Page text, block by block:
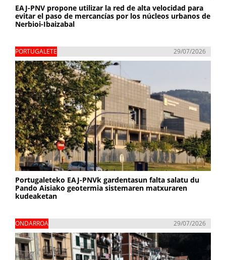
EAJ-PNV propone utilizar la red de alta velocidad para
evitar el paso de mercancías por los núcleos urbanos de
Nerbioi-Ibaizabal
PORTUGALETE 29/07/2026
Portugaleteko EAJ-PNVk gardentasun falta salatu du
Pando Aisiako geotermia sistemaren matxuraren
kudeaketan
ONDARROA 29/07/2026